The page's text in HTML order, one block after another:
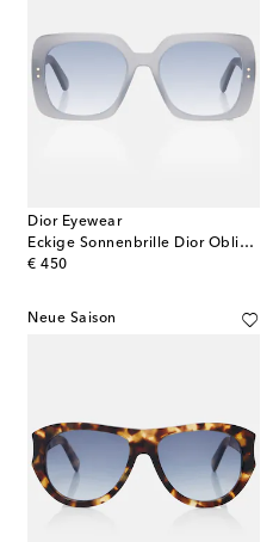
Dior Eyewear
Eckige Sonnenbrille Dior Oblique S1I
€ 450
original price
Neue Saison